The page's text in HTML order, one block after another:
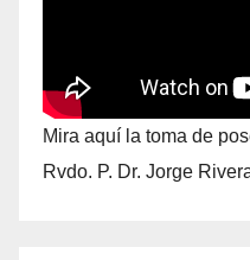
Mira aquí la toma de
Rvdo. P. Dr. Jorge